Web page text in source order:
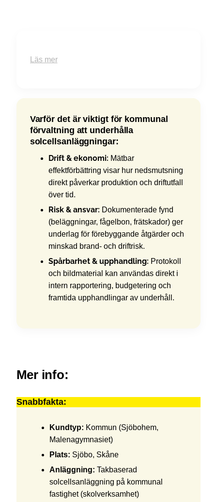
Läs mer
Varför det är viktigt för kommunal
förvaltning att underhålla
solcellsanläggningar:
Drift & ekonomi: Mätbar
effektförbättring visar hur nedsmutsning
direkt påverkar produktion och driftutfall
över tid.
Risk & ansvar: Dokumenterade fynd
(beläggningar, fågelbon, frätskador) ger
underlag för förebyggande åtgärder och
minskad brand- och drift­risk.
Spårbarhet & upphandling: Protokoll
och bildmaterial kan användas direkt i
intern rapportering, budgetering och
framtida upphandlingar av underhåll.
Mer info:
Snabbfakta:
Kundtyp: Kommun (Sjöbohem,
Malenagymnasiet)
Plats: Sjöbo, Skåne
Anläggning: Takbaserad
solcellsanläggning på kommunal
fastighet (skolverksamhet)